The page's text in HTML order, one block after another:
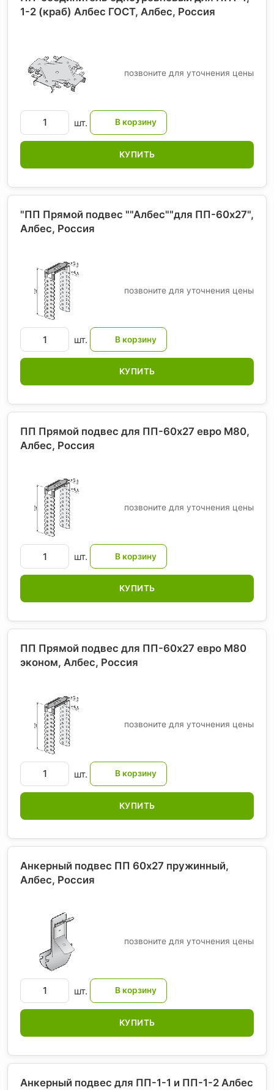
1-2 (краб) Албес ГОСТ, Албес, Россия
позвоните для уточнения цены
шт.
КУПИТЬ
"ПП Прямой подвес ""Албес""для ПП-60х27",
Албес, Россия
позвоните для уточнения цены
шт.
КУПИТЬ
ПП Прямой подвес для ПП-60х27 евро М80,
Албес, Россия
позвоните для уточнения цены
шт.
КУПИТЬ
ПП Прямой подвес для ПП-60х27 евро М80
эконом, Албес, Россия
позвоните для уточнения цены
шт.
КУПИТЬ
Анкерный подвес ПП 60х27 пружинный,
Албес, Россия
позвоните для уточнения цены
шт.
КУПИТЬ
Анкерный подвес для ПП-1-1 и ПП-1-2 Албес